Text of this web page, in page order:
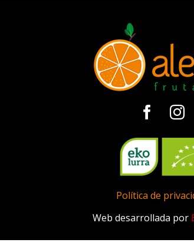
Política de
Web desarrollada por